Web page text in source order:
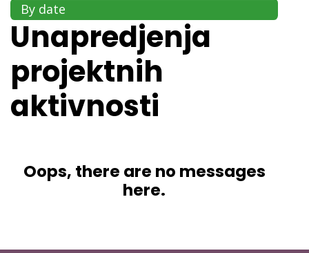
By date
Unapredjenja
projektnih
aktivnosti
Oops, there are no messages
here.